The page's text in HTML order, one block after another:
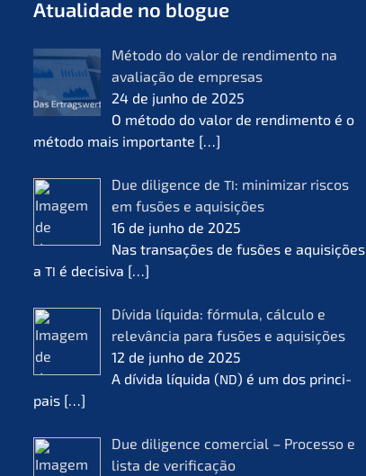
Atual­i­da­de no blogue
Método do valor de rendi­men­to na
avalia­ção de empre­sas
24 de junho de 2025
O método do valor de rendi­men­to é o
método mais importan­te […]
Due diligence deTI: minimi­zar riscos
em fusões e aquisi­ções
16 de junho de 2025
Nas transa­ções de fusões e aquisi­ções,
aTI é decisi­va […]
Dívida líqui­da: fórmu­la, cálcu­lo e
relevân­cia para fusões e aquisi­ções
12 de junho de 2025
A dívida líqui­da (ND) é um dos princi­
pais […]
Due diligence comer­cial – Proces­so e
lista de verifi­ca­ção